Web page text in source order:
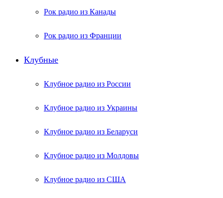
Рок радио из Канады
Рок радио из Франции
Клубные
Клубное радио из России
Клубное радио из Украины
Клубное радио из Беларуси
Клубное радио из Молдовы
Клубное радио из США